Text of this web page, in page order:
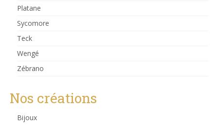
Platane
Sycomore
Teck
Wengé
Zébrano
Nos créations
Bijoux